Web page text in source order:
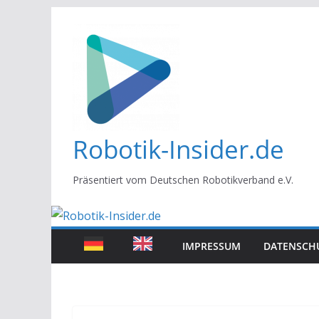
springen
Robotik-Insider.de
Präsentiert vom Deutschen Robotikverband e.V.
IMPRESSUM